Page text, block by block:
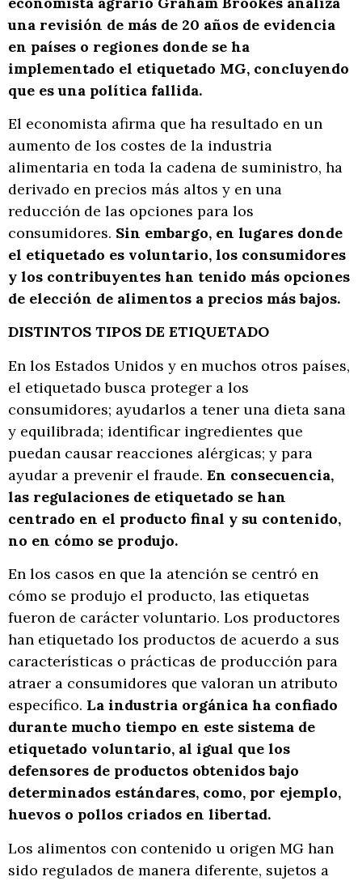
una revisión de más de 20 años de evidencia
en países o regiones donde se ha
implementado el etiquetado MG, concluyendo
que es una política fallida.
El economista afirma que ha resultado en un
aumento de los costes de la industria
alimentaria en toda la cadena de suministro, ha
derivado en precios más altos y en una
reducción de las opciones para los
consumidores. Sin embargo, en lugares donde
el etiquetado es voluntario, los consumidores
y los contribuyentes han tenido más opciones
de elección de alimentos a precios más bajos.
DISTINTOS TIPOS DE ETIQUETADO
En los Estados Unidos y en muchos otros países,
el etiquetado busca proteger a los
consumidores; ayudarlos a tener una dieta sana
y equilibrada; identificar ingredientes que
puedan causar reacciones alérgicas; y para
ayudar a prevenir el fraude. En consecuencia,
las regulaciones de etiquetado se han
centrado en el producto final y su contenido,
no en cómo se produjo.
En los casos en que la atención se centró en
cómo se produjo el producto, las etiquetas
fueron de carácter voluntario. Los productores
han etiquetado los productos de acuerdo a sus
características o prácticas de producción para
atraer a consumidores que valoran un atributo
específico. La industria orgánica ha confiado
durante mucho tiempo en este sistema de
etiquetado voluntario, al igual que los
defensores de productos obtenidos bajo
determinados estándares, como, por ejemplo,
huevos o pollos criados en libertad.
Los alimentos con contenido u origen MG han
sido regulados de manera diferente, sujetos a